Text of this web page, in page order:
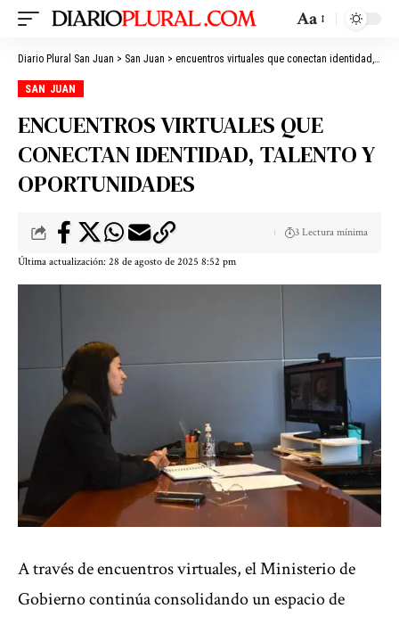
Aa
Diario Plural San Juan > San Juan > encuentros virtuales que conectan identidad, talento y oportunidades
SAN JUAN
ENCUENTROS VIRTUALES QUE
CONECTAN IDENTIDAD, TALENTO Y
OPORTUNIDADES
Última actualización: 28 de agosto de 2025 8:52 pm
3 Lectura mínima
A través de encuentros virtuales, el Ministerio de
Gobierno continúa consolidando un espacio de